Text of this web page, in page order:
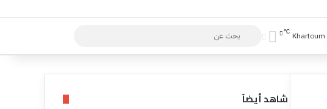
Khartoum
℃
بحث
عن
شاهد أيضاً